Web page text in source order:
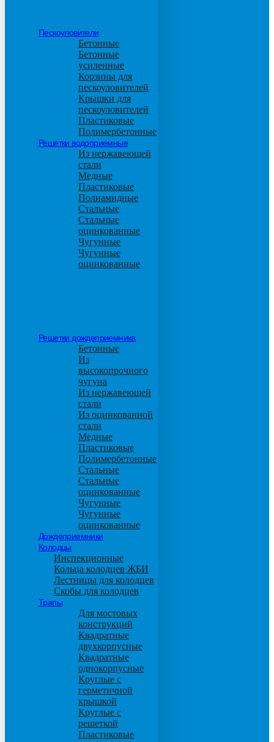
Пескоуловители
Бетонные
Бетонные
усиленные
Корзины для
пескоуловителей
Крышки для
пескоуловителей
Пластиковые
Полимербетонные
Решетки водоприемные
Из нержавеющей
стали
Медные
Пластиковые
Полиамидные
Стальные
Стальные
оцинкованные
Чугунные
Чугунные
оцинкованные
Решетки дождеприемника
Бетонные
Из
высокопрочного
чугуна
Из нержавеющей
стали
Из оцинкованной
стали
Медные
Пластиковые
Полимербетонные
Стальные
Стальные
оцинкованные
Чугунные
Чугунные
оцинкованные
Дождеприемники
Колодцы
Инспекционные
Кольца колодцев ЖБИ
Лестницы для колодцев
Скобы для колодцев
Трапы
Для мостовых
конструкций
Квадратные
двухкорпусные
Квадратные
однокорпусные
Круглые с
герметичной
крышкой
Круглые с
решеткой
Пластиковые